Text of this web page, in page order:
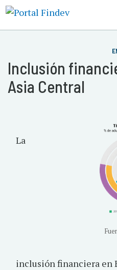
Inclusión
Asia Central
La
inclusión financiera en